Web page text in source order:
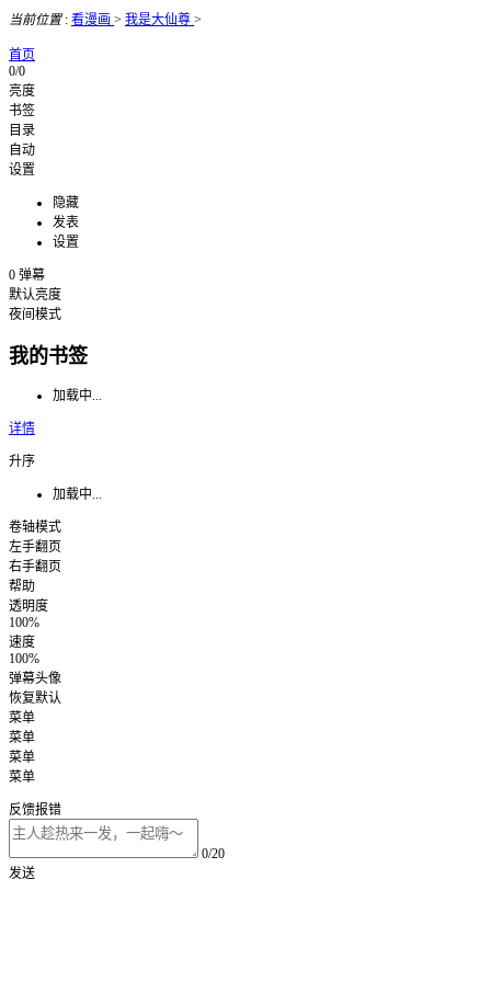
当前位置: 看漫画 > 我是大仙尊 >
首页
0/0
亮度
书签
目录
自动
设置
隐藏
发表
设置
0 弹幕
默认亮度
夜间模式
我的书签
加载中...
详情
升序
加载中...
卷轴模式
左手翻页
右手翻页
帮助
透明度
100%
速度
100%
弹幕头像
恢复默认
菜单
菜单
菜单
菜单
反馈报错
0/20
发送